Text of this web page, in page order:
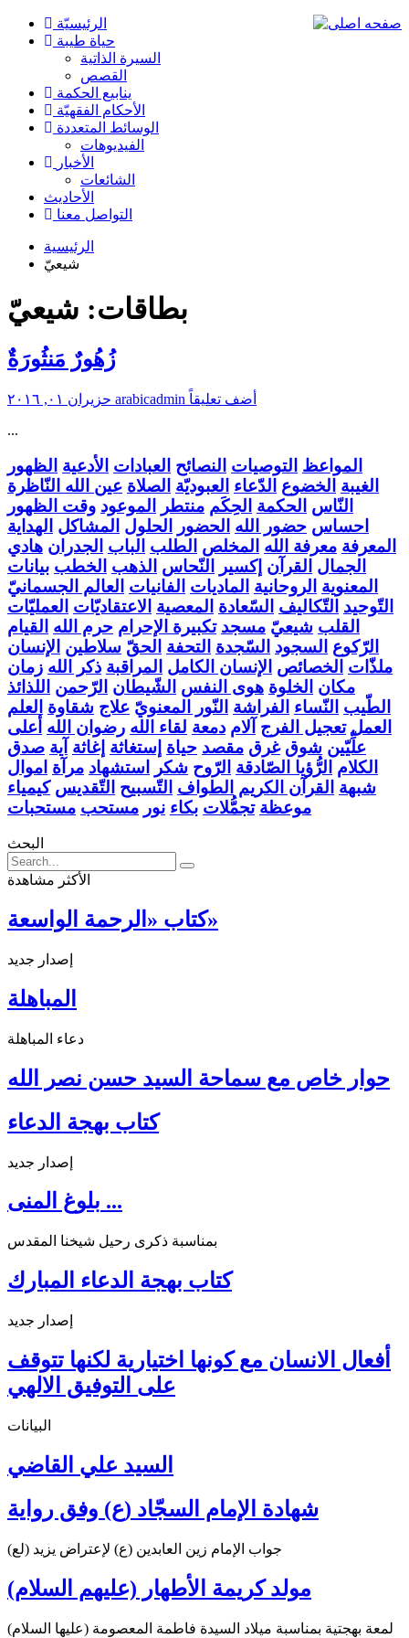
الرئیسیّة
حياة طيبة
السيرة الذاتية
القصص
ينابيع الحكمة
الأحکام الفقهیّة
الوسائط المتعددة
الفیدیوهات
الأخبار
الشائعات
الأحادیث
التواصل معنا
الرئيسية
شيعيّ
بطاقات: شيعيّ
زُهُورٌ مَنثُورَةٌ
arabicadmin أضف تعليقاً
...
المواعظ التوصيات النصائح العبادات الأدعية الظهور
الغيبة الخضوع الدّعاء العبوديّة الصلاة عين الله النّاظرة
النّاس الحكمة الحِكَم منتطر الموعود وقت الظهور
احساس حضور الله الحضور الحلول المشاكل الهداية
المعرفة معرفة الله المخلص الطلب الباب الجدران هادي
الجمال القرآن إكسير النّحاس الذهب الخطب بيانات
المعنوية الروحانية الماديات الفانيات العالم الجسمانيّ
التّوحيد التّكاليف السّعادة المعصية الاعتقاديّات العمليّات
القلب شيعيّ مسجد تكبيرة الإحرام حرم الله القيام
الرّكوع السجود السّجدة التحفة الحقّ سلاطين الإنسان
ملذّات الخصائص الإنسان الكامل المراقبة ذكر الله زمان
مكان الخلوة هوى النفس الشّيطان الرّحمن اللذائذ
الطّيب النّساء الفراشة النّور المعنويّ علاج شقاوة العلم
العمل تعجيل الفرج آلام دمعة لقاء الله رضوان الله أعلى
علِّيّين شوق غرق مقصد حياة إستغاثة إغاثة آية صدق
الكلام الرُّؤيا الصّادقة الرّوح شكر استشهاد مرآة اموال
شبهة القرآن الكريم الطواف التّسبيح التّقديس كيمياء
موعظة تجمُّلات بكاء نور مستحب مستحبات
البحث
الأكثر مشاهدة
كتاب «الرحمة الواسعة»
إصدار جديد
المباهلة
دعاء المباهلة
حوار خاص مع سماحة السيد حسن نصر الله
كتاب بهجة الدعاء
إصدار جديد
بلوغ المنى ...
بمناسبة ذكرى رحيل شيخنا المقدس
كتاب بهجة الدعاء المبارك
إصدار جديد
أفعال الانسان مع كونها اختيارية لكنها تتوقف
على التوفيق الالهي
البيانات
السيد علي القاضي
شهادة الإمام السجّاد (ع) وفق رواية
جواب الإمام زين العابدين (ع) لإعتراض يزيد (لع)
مولد كريمة الأطهار (عليهم السلام)
لمعة بهجتية بمناسبة ميلاد السيدة فاطمة المعصومة (عليها السلام)